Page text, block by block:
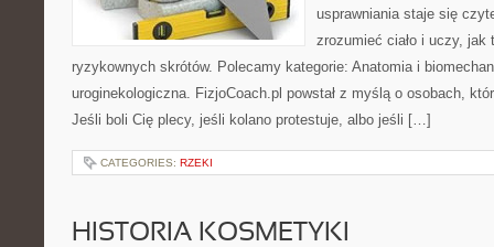
usprawniania staje się
zrozumieć ciało i uczy, jak
ryzykownych skrótów. Polecamy kategorie: Anatomia i
uroginekologiczna. FizjoCoach.pl powstał z myślą o osobach,
Jeśli boli Cię plecy, jeśli kolano protestuje, albo jeśli […]
CATEGORIES: RZEKI
HISTORIA KOSMETYKI